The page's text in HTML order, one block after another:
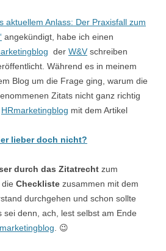
aktuellem Anlass: Der Praxisfall zum
angekündigt, habe ich einen
der W&V schreiben
Während es in meinem
Blog um die Frage ging, warum die
Zitats nicht ganz richtig
HRmarketingblog mit dem Artikel
lieber doch nicht?
durch das Zitatrecht zum
die Checkliste zusammen mit dem
durchgehen und schon sollte
denn, ach, lest selbst am Ende
. 😉